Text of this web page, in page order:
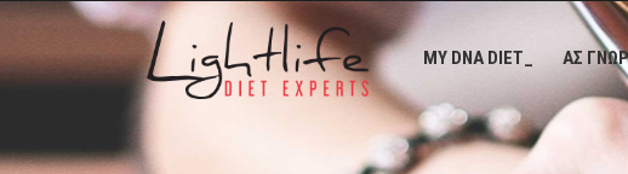
MY DNA DIET_ ΑΣ